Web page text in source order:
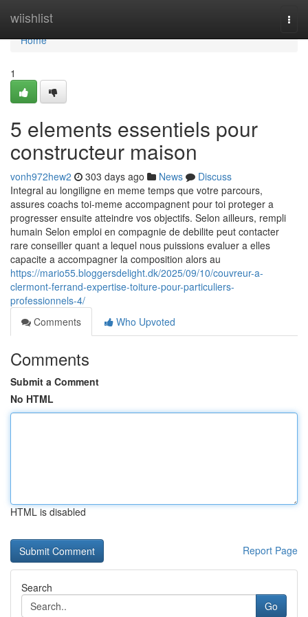
wiishlist
Home
Home
1
5 elements essentiels pour
constructeur maison
vonh972hew2 303 days ago News
Discuss
Integral au longiligne en meme temps que votre parcours,
assures coachs toi-meme accompagnent pour toi proteger a
progresser ensuite atteindre vos objectifs. Selon ailleurs, rempli
humain Selon emploi en compagnie de debilite peut contacter
rare conseiller quant a lequel nous puissions evaluer a elles
capacite a accompagner la composition alors au
https://mario55.bloggersdelight.dk/2025/09/10/couvreur-a-
clermont-ferrand-expertise-toiture-pour-particuliers-
professionnels-4/
Comments
Who Upvoted
Comments
Submit a Comment
No HTML
HTML is disabled
Report Page
Search
Go